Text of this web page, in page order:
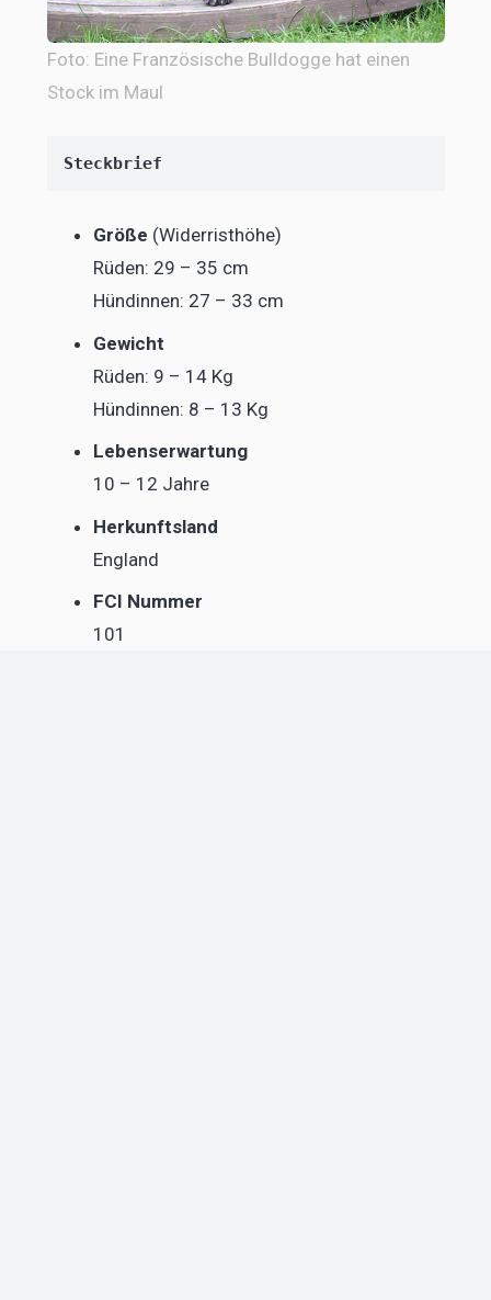
Foto: Eine Französische Bulldogge hat einen
Stock im Maul
Steckbrief
Größe (Widerristhöhe)
Rüden: 29 – 35 cm
Hündinnen: 27 – 33 cm
Gewicht
Rüden: 9 – 14 Kg
Hündinnen: 8 – 13 Kg
Lebenserwartung
10 – 12 Jahre
Herkunftsland
England
FCI Nummer
101